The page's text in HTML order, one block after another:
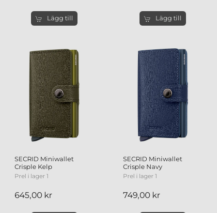
Lägg till Lägg till
SECRID Miniwallet
Crisple Kelp
Prel i lager 1
645,00 kr
SECRID Miniwallet
Crisple Navy
Prel i lager 1
749,00 kr